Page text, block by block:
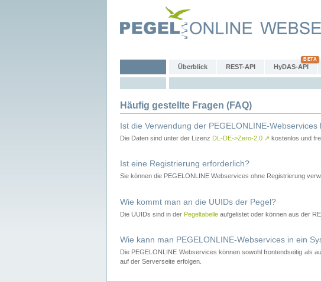
Überblick REST-API HyDAS-API
Häufig gestellte Fragen (FAQ)
Ist die Verwendung der PEGELONLINE-Webservices
Die Daten sind unter der Lizenz DL-DE->Zero-2.0 ↗ kostenlos und
Ist eine Registrierung erforderlich?
Sie können die PEGELONLINE Webservices ohne Registrierung
Wie kommt man an die UUIDs der Pegel?
Die UUIDs sind in der Pegeltabelle aufgelistet oder können aus der
Wie kann man PEGELONLINE-Webservices in ein
Die PEGELONLINE Webservices können sowohl frontendseitig als
auf der Serverseite erfolgen.